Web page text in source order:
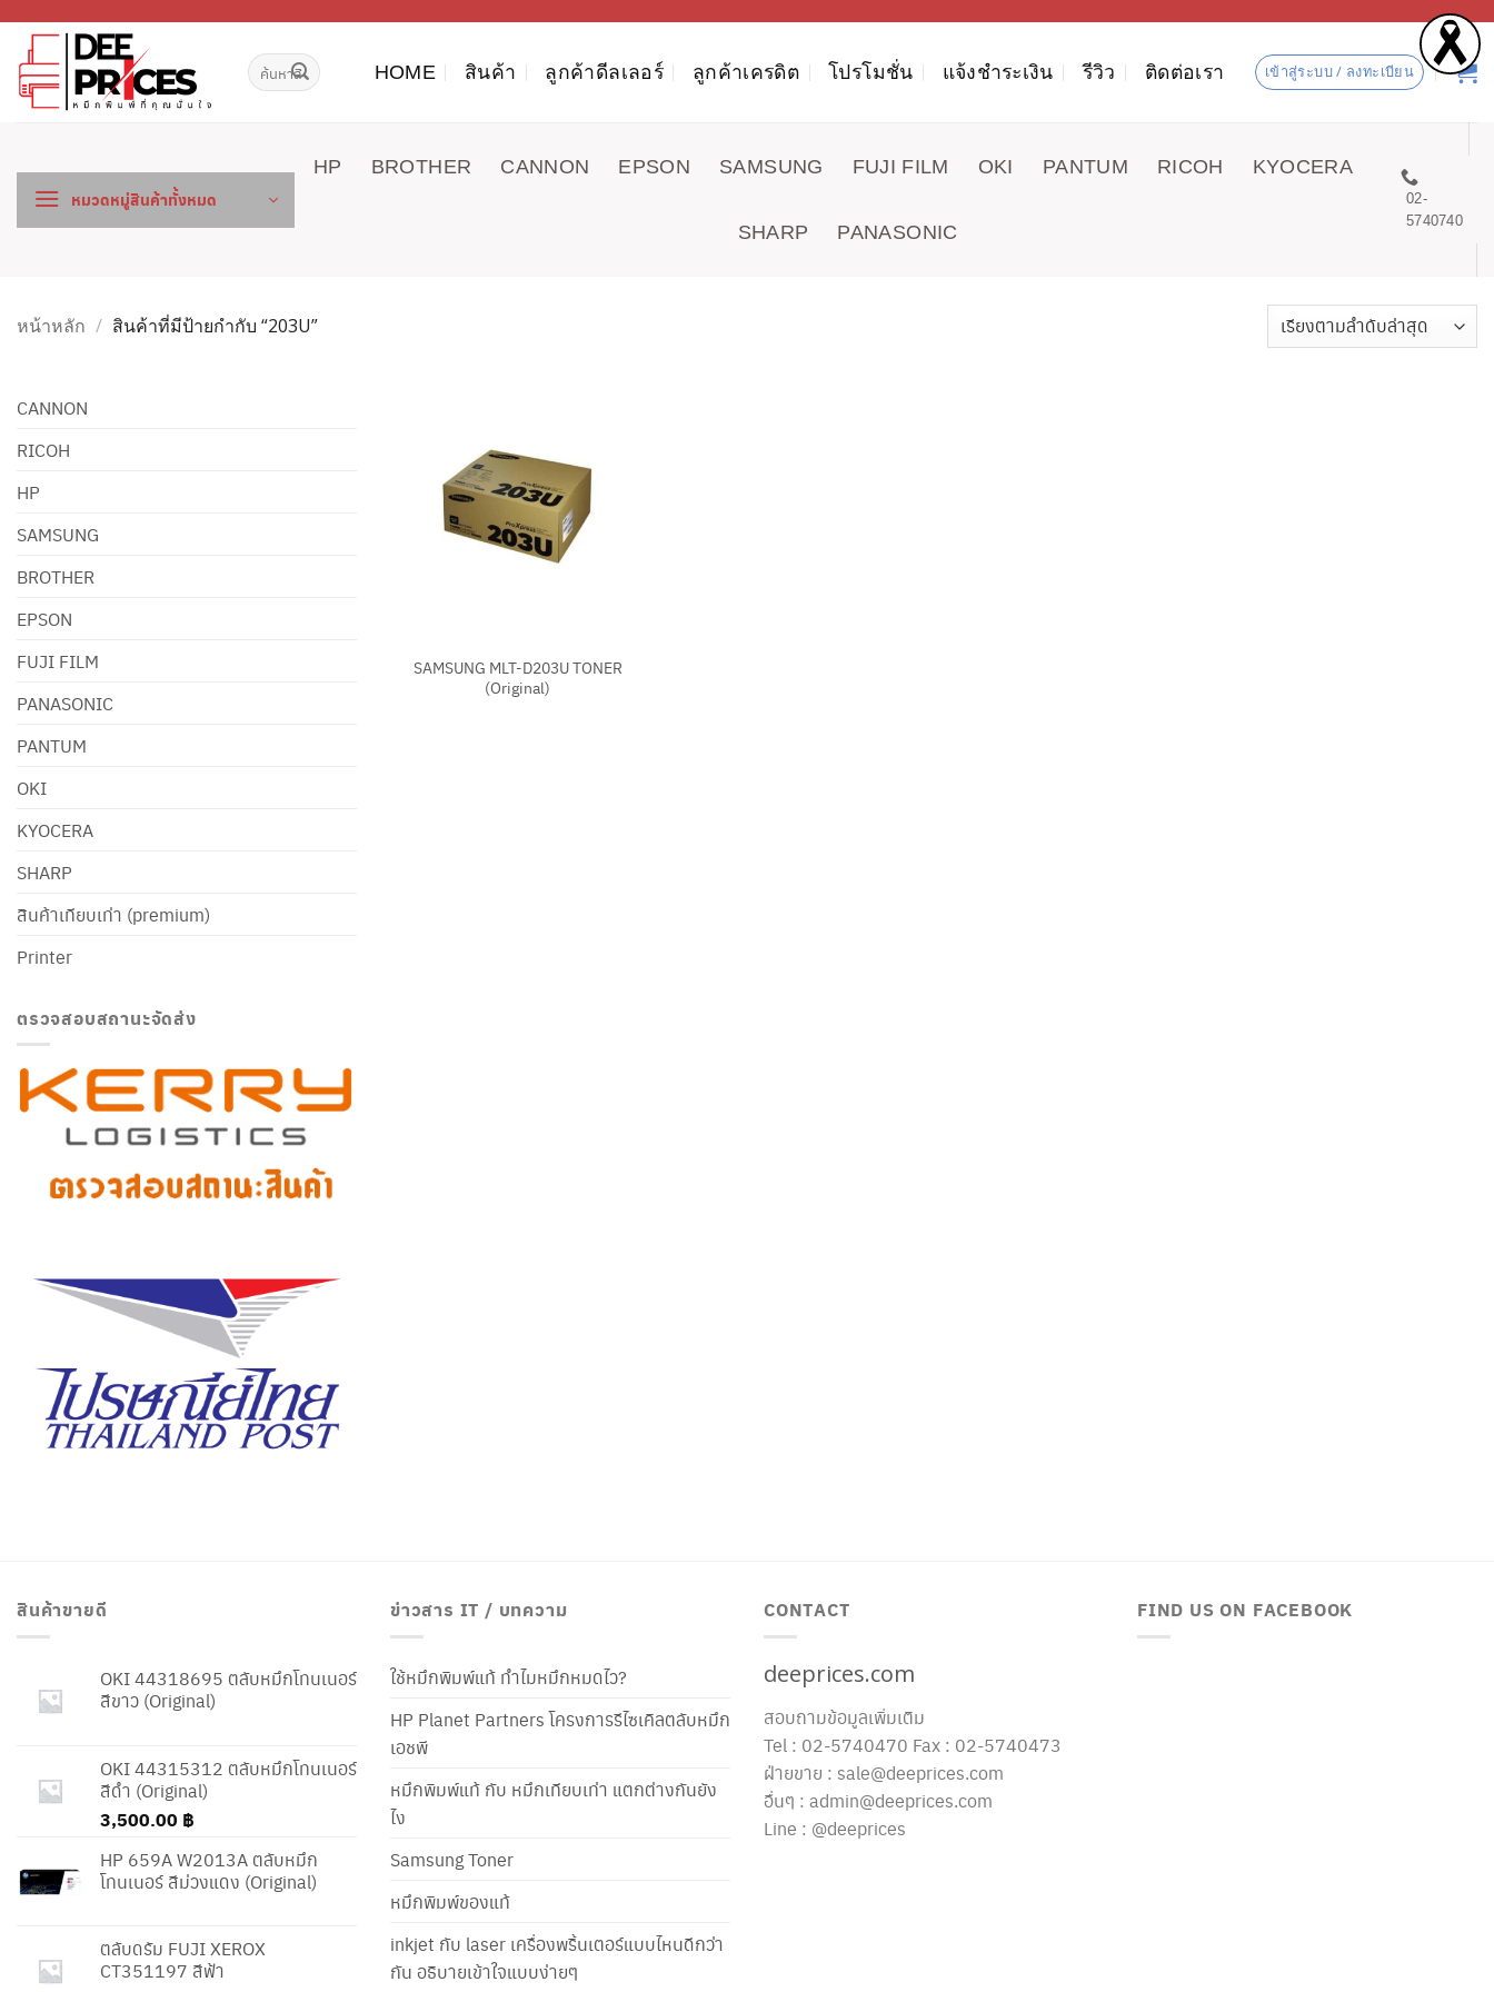
เนื้อหา
ค้นหา: HOME สินค้า ลูกค้าดีลเลอร์ ลูกค้าเครดิต โปรโมชั่น แจ้งชำระเงิน รีวิว ติดต่อเรา เข้าสู่ระบบ / ลงทะเบียน
หมวดหมู่สินค้าทั้งหมด
HP BROTHER CANNON EPSON SAMSUNG FUJI FILM OKI PANTUM RICOH KYOCERA
SHARP PANASONIC
02-
5740740
หน้าหลัก / สินค้าที่มีป้ายกำกับ “203U”
CANNON
RICOH
HP
SAMSUNG
BROTHER
EPSON
FUJI FILM
PANASONIC
PANTUM
OKI
KYOCERA
SHARP
สินค้าเทียบเท่า (premium)
Printer
ตรวจสอบสถานะจัดส่ง
SAMSUNG MLT-D203U TONER
(Original)
สินค้าขายดี
OKI 44318695 ตลับหมึกโทนเนอร์
สีขาว (Original)
OKI 44315312 ตลับหมึกโทนเนอร์
สีดำ (Original)
3,500.00 ฿
HP 659A W2013A ตลับหมึก
โทนเนอร์ สีม่วงแดง (Original)
ตลับดรัม FUJI XEROX
CT351197 สีฟ้า
ข่าวสาร IT / บทความ
ใช้หมึกพิมพ์แท้ ทำไมหมึกหมดไว?
HP Planet Partners โครงการรีไซเคิลตลับหมึก
เอชพี
หมึกพิมพ์แท้ กับ หมึกเทียบเท่า แตกต่างกันยัง
ไง
Samsung Toner
หมึกพิมพ์ของแท้
inkjet กับ laser เครื่องพริ้นเตอร์แบบไหนดีกว่า
กัน อธิบายเข้าใจแบบง่ายๆ
CONTACT
deeprices.com
สอบถามข้อมูลเพิ่มเติม
Tel : 02-5740470 Fax : 02-5740473
ฝ่ายขาย : sale@deeprices.com
อื่นๆ : admin@deeprices.com
Line : @deeprices
FIND US ON FACEBOOK